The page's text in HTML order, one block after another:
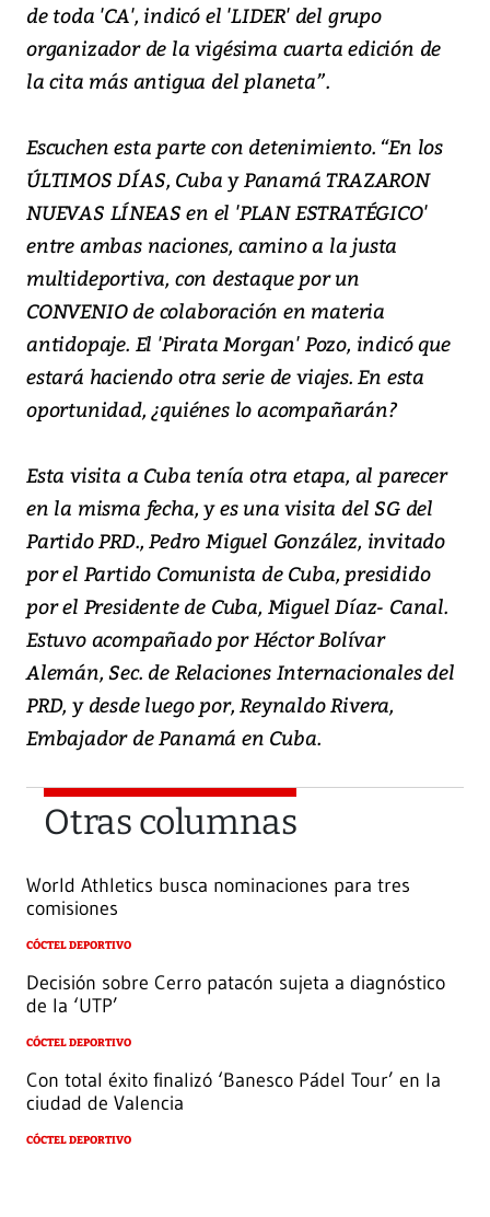
de toda 'CA', indicó el 'LIDER' del grupo
organizador de la vigésima cuarta edición de
la cita más antigua del planeta”.
Escuchen esta parte con detenimiento. “En los
ÚLTIMOS DÍAS, Cuba y Panamá TRAZARON
NUEVAS LÍNEAS en el 'PLAN ESTRATÉGICO'
entre ambas naciones, camino a la justa
multideportiva, con destaque por un
CONVENIO de colaboración en materia
antidopaje. El 'Pirata Morgan' Pozo, indicó que
estará haciendo otra serie de viajes. En esta
oportunidad, ¿quiénes lo acompañarán?
Esta visita a Cuba tenía otra etapa, al parecer
en la misma fecha, y es una visita del SG del
Partido PRD., Pedro Miguel González, invitado
por el Partido Comunista de Cuba, presidido
por el Presidente de Cuba, Miguel Díaz- Canal.
Estuvo acompañado por Héctor Bolívar
Alemán, Sec. de Relaciones Internacionales del
PRD, y desde luego por, Reynaldo Rivera,
Embajador de Panamá en Cuba.
Otras columnas
World Athletics busca nominaciones para tres
comisiones
CÓCTEL DEPORTIVO
Decisión sobre Cerro patacón sujeta a diagnóstico
de la ‘UTP’
CÓCTEL DEPORTIVO
Con total éxito finalizó ‘Banesco Pádel Tour’ en la
ciudad de Valencia
CÓCTEL DEPORTIVO